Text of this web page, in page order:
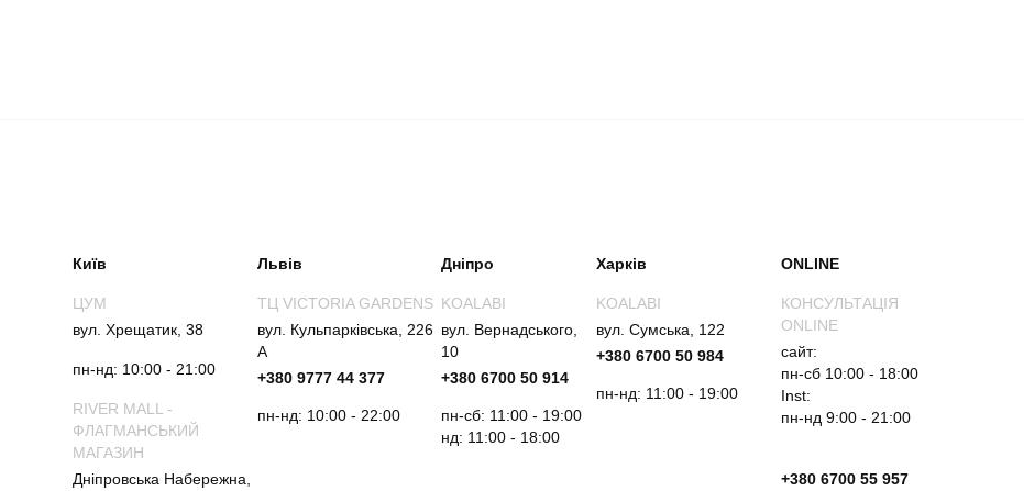
Київ
ЦУМ
вул. Хрещатик, 38
пн-нд: 10:00 - 21:00
RIVER MALL -
ФЛАГМАНСЬКИЙ
МАГАЗИН
Дніпровська Набережна,
Львів
ТЦ VICTORIA GARDENS
вул. Кульпарківська, 226
А
+380 9777 44 377
пн-нд: 10:00 - 22:00
Дніпро
KOALABI
вул. Вернадського,
10
+380 6700 50 914
пн-сб: 11:00 - 19:00
нд: 11:00 - 18:00
Харків
KOALABI
вул. Сумська, 122
+380 6700 50 984
пн-нд: 11:00 - 19:00
ONLINE
КОНСУЛЬТАЦІЯ
ONLINE
сайт:
пн-сб 10:00 - 18:00
Inst:
пн-нд 9:00 - 21:00
+380 6700 55 957